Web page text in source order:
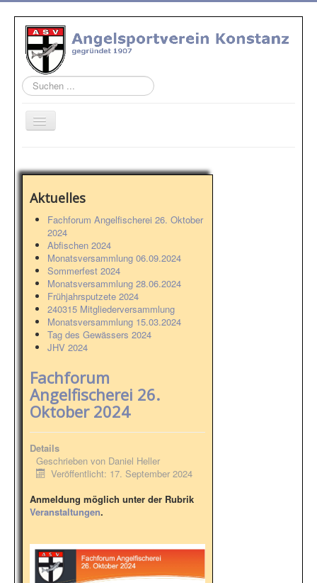
Suchen
...
Verein
Jugend
Natur - Artenschutz
Gewässer
Ausbildung
Aktuelles
Galerie
Aktionen
Aktuelles
Fachforum Angelfischerei 26. Oktober
2024
Abfischen 2024
Monatsversammlung 06.09.2024
Sommerfest 2024
Monatsversammlung 28.06.2024
Frühjahrsputzete 2024
240315 Mitgliederversammlung
Monatsversammlung 15.03.2024
Tag des Gewässers 2024
JHV 2024
Fachforum
Angelfischerei 26.
Oktober 2024
Details
Geschrieben von Daniel Heller
Veröffentlicht: 17. September 2024
Anmeldung möglich unter der Rubrik
Veranstaltungen.